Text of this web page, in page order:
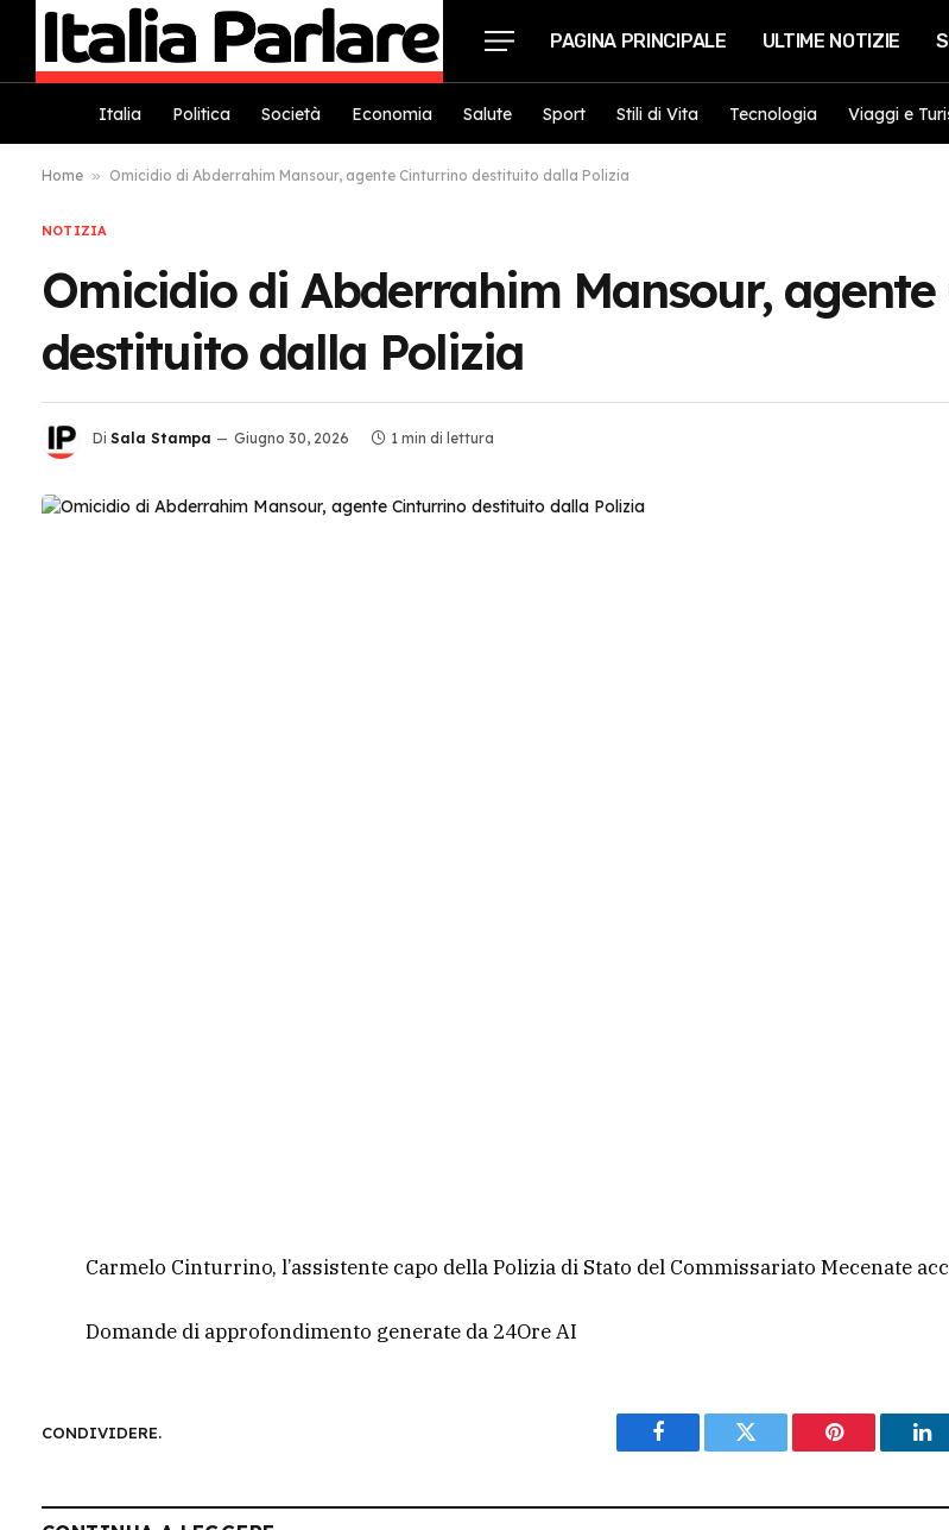
PAGINA PRINCIPALE ULTIME NOTIZIE
Italia Politica Società Economia Salute Sport Stili di Vita Tecnologia Viaggi e
Home » Omicidio di Abderrahim Mansour, agente Cinturrino destituito dalla Polizia
NOTIZIA
Omicidio di Abderrahim Mansour,
destituito dalla Polizia
Di Sala Stampa Giugno 30, 2026 1 min di lettura
Carmelo Cinturrino, l’assistente capo della Polizia di Stato del Commissariato Mecenate
Domande di approfondimento generate da 24Ore AI
CONDIVIDERE.
Facebook Twitter Pinterest